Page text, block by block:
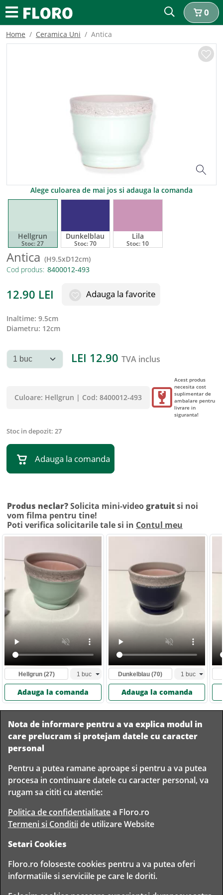
0
Home Ceramica Uni Antica
Alege culoarea de mai jos si adauga la comanda
Hellgrun
Stoc:27
Dunkelblau
Stoc:70
Lila
Stoc: 10
Antica (H9.5xD12cm)
Cod produs:
12.90 LEI Adauga la favorite
inaltime: 9.5cm
diametru: 12cm
LEI 12.90 TVA inclus
Culoare: Hellgrun | Cod: 8400012-493
Acest produs
necesita cost
suplimentar de
ambalare pentru
livrare in
siguranta!
Stoc in depozit: 27
Adauga la comanda
Produs neclar?Solicita mini-video gratuitsi noi
vom filma pentru tine!
Poti verifica solicitarile tale si in Contul meu
Hellgrun(27)
Adauga la comanda
Dunkelblau (70)
Adauga la comanda
Livrare
rapida
Livram in
orice
Romania
Garantam
TIMP PENTRU
FLORISTI
Copyright © 2020 Toate drepturile rezervate
Nota de informare pentru a va explica modul in
care prelucram si protejam datele cu caracter
personal
Pentru a putea ramane aproape si pentru a va putea
procesa in continuare datele cu caracter personal, va
rugam sa cititi cu atentie:
Politica de confidentialitatea Floro.ro
Termeni si Conditiide utilizare Website
Setari Cookies
Floro.ro foloseste cookies pentru a va putea oferi
informatiile si serviciile pe care le doriti.